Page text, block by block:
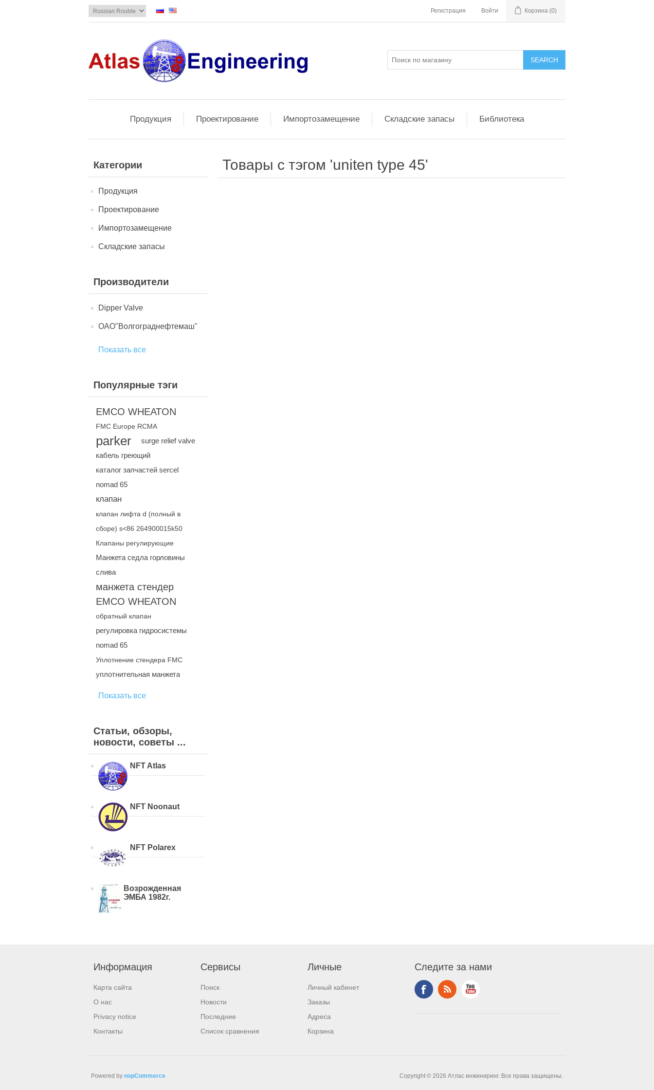
Регистрация Войти Корзина (0)
Продукция Проектирование Импортозамещение Складские запасы Библиотека
Категории
Продукция
Проектирование
Импортозамещение
Складские запасы
Производители
Dipper Valve
ОАО"Волгограднефтемаш"
Показать все
Популярные тэги
EMCO WHEATON
FMC Europe RCMA
parker
surge relief valve
кабель греющий
каталог запчастей sercel
nomad 65
клапан
клапан лифта d (полный в
сборе) s<86 264900015k50
Клапаны регулирующие
Манжета седла горловины
слива
манжета стендер
EMCO WHEATON
обратный клапан
регулировка гидросистемы
nomad 65
Уплотнение стендера FMC
уплотнительная манжета
Показать все
Статьи, обзоры,
новости, советы ...
NFT Atlas
NFT Noonaut
NFT Polarex
Возрожденная
ЭМБА 1982г.
Товары с тэгом 'uniten type 45'
Информация
Карта сайта
О нас
Privacy notice
Контакты
Сервисы
Поиск
Новости
Последние
Список сравнения
Личные
Личный кабинет
Заказы
Адреса
Корзина
Следите за нами
Copyright © 2026 Атлас инжиниринг. Все права защищены.
Powered by nopCommerce